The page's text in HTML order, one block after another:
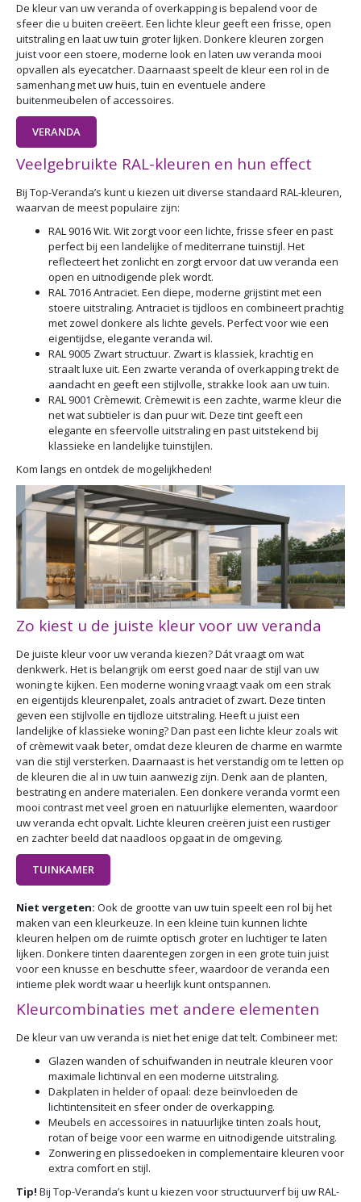
De kleur van uw veranda of overkapping is bepalend voor de
sfeer die u buiten creëert. Een lichte kleur geeft een frisse, open
uitstraling en laat uw tuin groter lijken. Donkere kleuren zorgen
juist voor een stoere, moderne look en laten uw veranda mooi
opvallen als eyecatcher. Daarnaast speelt de kleur een rol in de
samenhang met uw huis, tuin en eventuele andere
buitenmeubelen of accessoires.
VERANDA
Veelgebruikte RAL-kleuren en hun effect
Bij Top-Veranda’s kunt u kiezen uit diverse standaard RAL-kleuren,
waarvan de meest populaire zijn:
RAL 9016 Wit. Wit zorgt voor een lichte, frisse sfeer en past
perfect bij een landelijke of mediterrane tuinstijl. Het
reflecteert het zonlicht en zorgt ervoor dat uw veranda een
open en uitnodigende plek wordt.
RAL 7016 Antraciet. Een diepe, moderne grijstint met een
stoere uitstraling. Antraciet is tijdloos en combineert prachtig
met zowel donkere als lichte gevels. Perfect voor wie een
eigentijdse, elegante veranda wil.
RAL 9005 Zwart structuur. Zwart is klassiek, krachtig en
straalt luxe uit. Een zwarte veranda of overkapping trekt de
aandacht en geeft een stijlvolle, strakke look aan uw tuin.
RAL 9001 Crèmewit. Crèmewit is een zachte, warme kleur die
net wat subtieler is dan puur wit. Deze tint geeft een
elegante en sfeervolle uitstraling en past uitstekend bij
klassieke en landelijke tuinstijlen.
Kom langs en ontdek de mogelijkheden!
Zo kiest u de juiste kleur voor uw veranda
De juiste kleur voor uw veranda kiezen? Dát vraagt om wat
denkwerk. Het is belangrijk om eerst goed naar de stijl van uw
woning te kijken. Een moderne woning vraagt vaak om een strak
en eigentijds kleurenpalet, zoals antraciet of zwart. Deze tinten
geven een stijlvolle en tijdloze uitstraling. Heeft u juist een
landelijke of klassieke woning? Dan past een lichte kleur zoals wit
of crèmewit vaak beter, omdat deze kleuren de charme en warmte
van die stijl versterken. Daarnaast is het verstandig om te letten op
de kleuren die al in uw tuin aanwezig zijn. Denk aan de planten,
bestrating en andere materialen. Een donkere veranda vormt een
mooi contrast met veel groen en natuurlijke elementen, waardoor
uw veranda echt opvalt. Lichte kleuren creëren juist een rustiger
en zachter beeld dat naadloos opgaat in de omgeving.
TUINKAMER
Niet vergeten: Ook de grootte van uw tuin speelt een rol bij het
maken van een kleurkeuze. In een kleine tuin kunnen lichte
kleuren helpen om de ruimte optisch groter en luchtiger te laten
lijken. Donkere tinten daarentegen zorgen in een grote tuin juist
voor een knusse en beschutte sfeer, waardoor de veranda een
intieme plek wordt waar u heerlijk kunt ontspannen.
Kleurcombinaties met andere elementen
De kleur van uw veranda is niet het enige dat telt. Combineer met:
Glazen wanden of schuifwanden in neutrale kleuren voor
maximale lichtinval en een moderne uitstraling.
Dakplaten in helder of opaal: deze beïnvloeden de
lichtintensiteit en sfeer onder de overkapping.
Meubels en accessoires in natuurlijke tinten zoals hout,
rotan of beige voor een warme en uitnodigende uitstraling.
Zonwering en plissedoeken in complementaire kleuren voor
extra comfort en stijl.
Tip! Bij Top-Veranda’s kunt u kiezen voor structuurverf bij uw RAL-